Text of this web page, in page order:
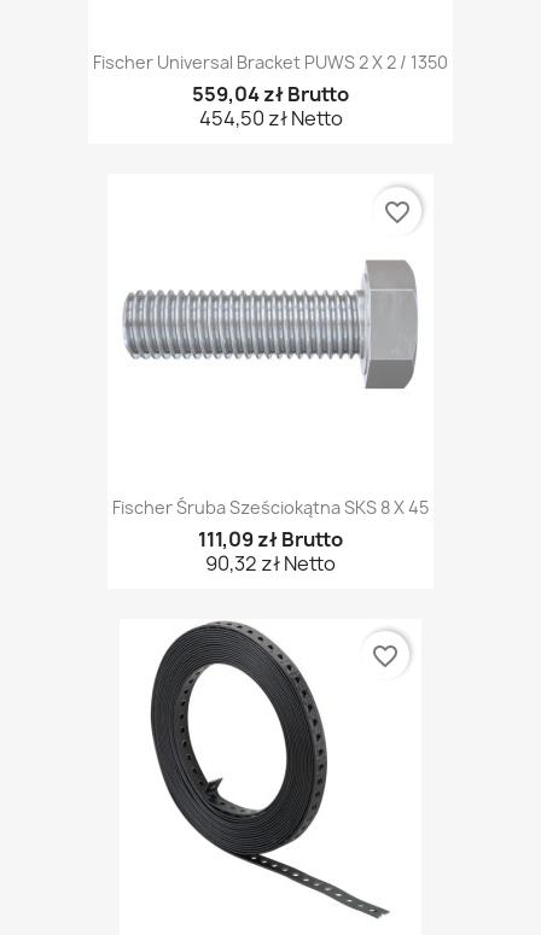
Fischer Universal Bracket PUWS 2 X 2 / 1350
559,04 zł Brutto
454,50 zł Netto
Fischer Śruba Sześciokątna SKS 8 X 45
111,09 zł Brutto
90,32 zł Netto
favorite_border
favorite_border